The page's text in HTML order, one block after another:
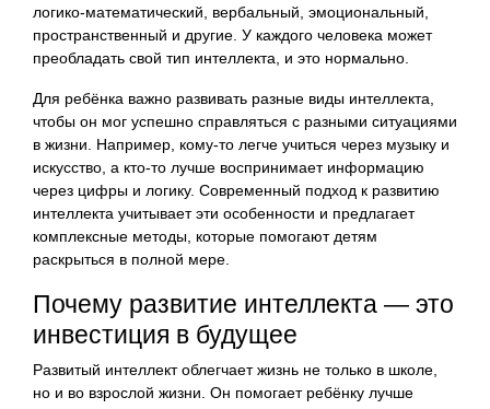
логико-математический, вербальный, эмоциональный,
пространственный и другие. У каждого человека может
преобладать свой тип интеллекта, и это нормально.
Для ребёнка важно развивать разные виды интеллекта,
чтобы он мог успешно справляться с разными ситуациями
в жизни. Например, кому-то легче учиться через музыку и
искусство, а кто-то лучше воспринимает информацию
через цифры и логику. Современный подход к развитию
интеллекта учитывает эти особенности и предлагает
комплексные методы, которые помогают детям
раскрыться в полной мере.
Почему развитие интеллекта — это
инвестиция в будущее
Развитый интеллект облегчает жизнь не только в школе,
но и во взрослой жизни. Он помогает ребёнку лучше